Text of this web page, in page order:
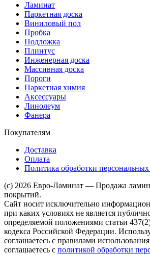
Ламинат
Паркетная доска
Виниловый пол
Пробка
Подложка
Плинтус
Инженерная доска
Массивная доска
Пороги
Паркетная химия
Аксессуары
Линолеум
Фанера
Покупателям
Доставка
Оплата
Политика обработки
(c) 2026 Евро-Ламинат — Продажа
покрытий.
Сайт носит исключительно
при каких условиях не является
определяемой положениями статьи
кодекса Российской Федерации.
соглашаетесь с правилами
соглашаетесь с политикой обработки